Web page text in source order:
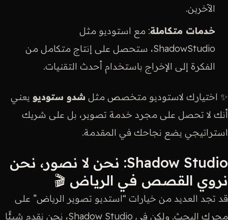
الآخرين.
خدمات متكاملة: مع استوديو مثل
ShadowStudio، ستحصل على إنتاج متكامل من
الفكرة إلى الإخراج باستخدام أحدث التقنيات.
✨ اختيارك لاستوديو متخصص مثل شدو ستوديو يعني
أنك لا تحصل على مجرد خدمة تصوير، بل على شريك
استراتيجي يضع نجاحك في المقدمة.
Shadow Studio: نحن لا نصور، نحن
نروي القصص في الرياض 🎬
قد تجد العديد من خيارات “استديو تصوير الرياض” على
محرك البحث. ولكن في Shadow Studio، نحن نقدم شيئًا